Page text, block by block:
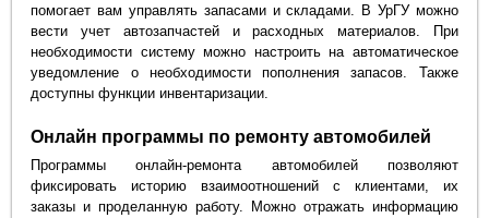
помогает вам управлять запасами и складами. В УрГУ можно
вести учет автозапчастей и расходных материалов. При
необходимости систему можно настроить на автоматическое
уведомление о необходимости пополнения запасов. Также
доступны функции инвентаризации.
Онлайн программы по ремонту автомобилей
Программы онлайн-ремонта автомобилей позволяют
фиксировать историю взаимоотношений с клиентами, их
заказы и проделанную работу. Можно отражать информацию